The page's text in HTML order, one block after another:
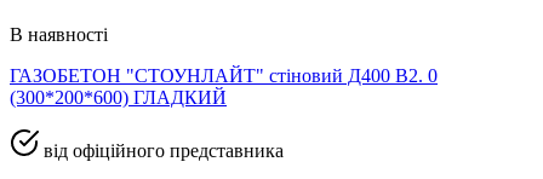
В наявності
ГАЗОБЕТОН "СТОУНЛАЙТ" стіновий Д400 В2. 0
(300*200*600) ГЛАДКИЙ
від офіційного представника